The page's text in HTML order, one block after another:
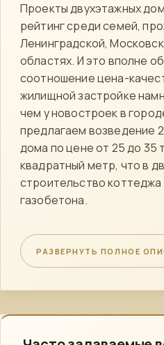
Проекты двухэтажных
рейтинг среди семей,
Ленинградской,
областях. И это вполне
соотношение цена-
жилищной застройке
чем у новостроек в
предлагаем возведение
дома по цене от 25 до 35
квадратный метр, что в
строительство коттеджа
газобетона.
зависит от нескольких
строения, архитектура,
отделки, вид отопления,
подробную смету по
РАЗВЕРНУТЬ ПОЛНОЕ